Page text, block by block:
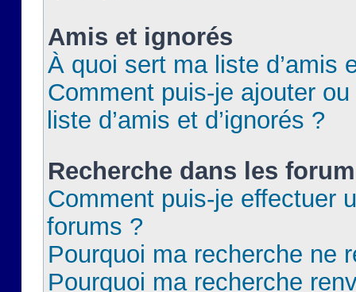
Amis et ignorés
À quoi sert ma liste d’amis
Comment puis-je ajouter
liste d’amis et d’ignorés ?
Recherche dans les
Comment puis-je effectuer
forums ?
Pourquoi ma recherche ne
Pourquoi ma recherche